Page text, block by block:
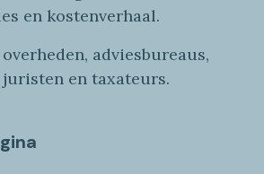
en kostenverhaal.
adviesbureaus,
en taxateurs.